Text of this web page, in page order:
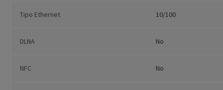
Tipo Ethernet 10/100
DLNA No
NFC No